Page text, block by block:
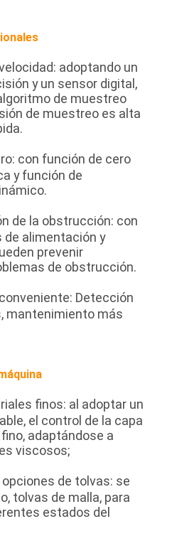
adoptando un
y un sensor digital,
de muestreo
de muestreo es alta
con función de cero
y función de
de la obstrucción: con
alimentación y
prevenir
de obstrucción.
Detección
mantenimiento más
finos: al adoptar un
el control de la capa
adaptándose a
viscosos;
de tolvas: se
tolvas de malla, para
estados del